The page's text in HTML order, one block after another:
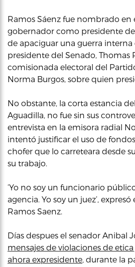
Ramos Sáenz fue nombrado en
gobernador como presidente de
de apaciguar una guerra
presidente del Senado, Thomas
comisionada electoral del
Norma Burgos, sobre quien
No obstante, la corta estancia
Aguadilla, no fue sin sus
entrevista en la emisora radial
intentó justificar el uso de
chofer que lo carreteara desde
su trabajo.
‘Yo no soy un funcionario
agencia. Yo soy un juez’,
Ramos Saenz.
Días despues el senador Anibal
mensajes de violaciones de
ahora expresidente, durante la